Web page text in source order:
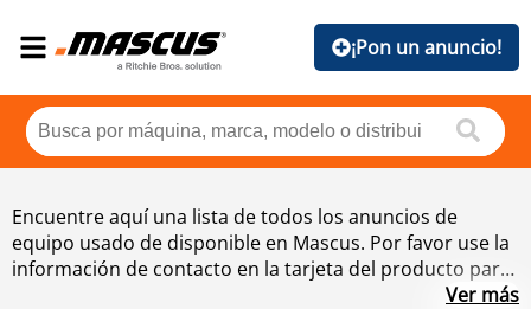
¡Pon un anuncio!
Encuentre aquí una lista de todos los anuncios de
equipo usado de disponible en Mascus. Por favor use la
información de contacto en la tarjeta del producto para
contactar el vendedor del equipo usado de . También
Ver más